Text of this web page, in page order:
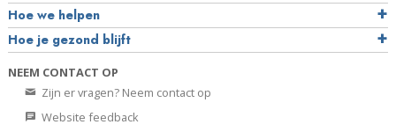
Hoe we helpen
Hoe je gezond blijft
NEEM CONTACT OP
Zijn er vragen? Neem contact op
Website feedback